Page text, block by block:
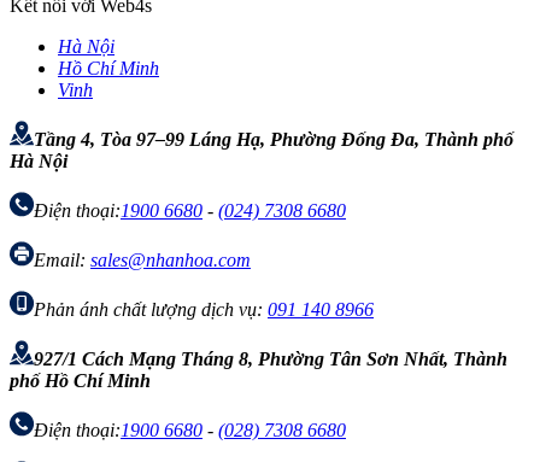
Kết nối với Web4s
Hà Nội
Hồ Chí Minh
Vinh
Tầng 4, Tòa 97–99 Láng Hạ, Phường Đống Đa, Thành phố
Hà Nội
Điện thoại:1900 6680 - (024) 7308 6680
Email: sales@nhanhoa.com
Phản ánh chất lượng dịch vụ: 091 140 8966
927/1 Cách Mạng Tháng 8, Phường Tân Sơn Nhất, Thành
phố Hồ Chí Minh
Điện thoại:1900 6680 - (028) 7308 6680